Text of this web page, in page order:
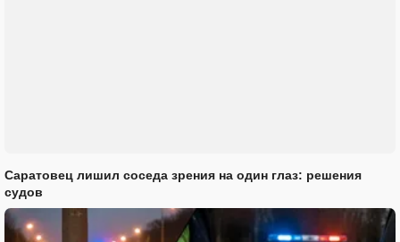
Саратовец лишил соседа зрения на один глаз: решения
судов